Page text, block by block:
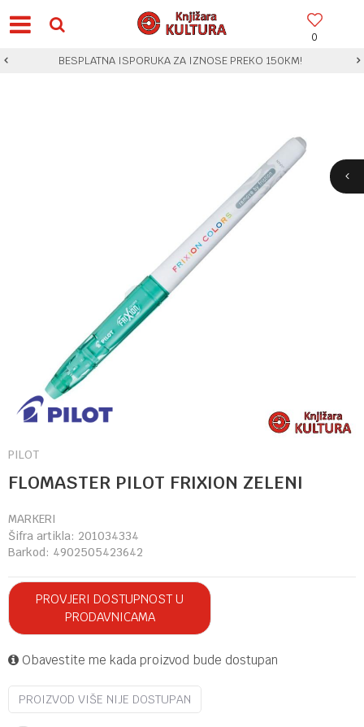
0
BESPLATNA ISPORUKA ZA IZNOSE PREKO 150KM!
PILOT
FLOMASTER PILOT FRIXION ZELENI
MARKERI
Šifra artikla: 201034334
Barkod: 4902505423642
PROVJERI DOSTUPNOST U
PRODAVNICAMA
Obavestite me kada proizvod bude dostupan
PROIZVOD VIŠE NIJE DOSTUPAN